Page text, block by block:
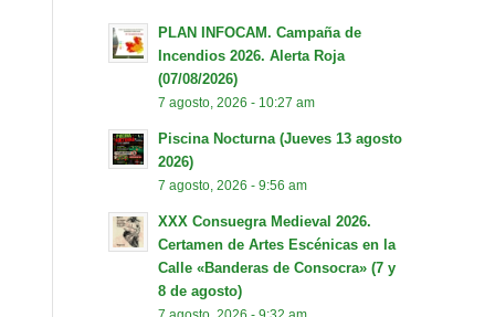
PLAN INFOCAM. Campaña de
Incendios 2026. Alerta Roja
(07/08/2026)
7 agosto, 2026 - 10:27 am
Piscina Nocturna (Jueves 13 agosto
2026)
7 agosto, 2026 - 9:56 am
XXX Consuegra Medieval 2026.
Certamen de Artes Escénicas en la
Calle «Banderas de Consocra» (7 y
8 de agosto)
7 agosto, 2026 - 9:32 am